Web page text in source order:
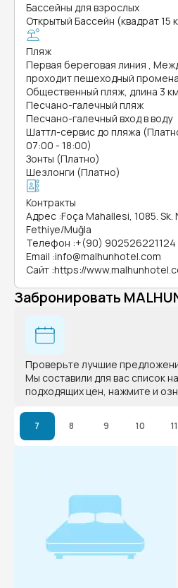
Бассейны для взрослых
Открытый Бассейн (квадрат 15
Пляж
Первая береговая линия ,
проходит пешеходный
Общественный пляж, длина 3 км
Песчано-галечный пляж
Песчано-галечный вход в воду
Шаттл-сервис до пляжа
07:00 - 18:00)
Зонты (Платно)
Шезлонги (Платно)
Контракты
Адрес :Foça Mahallesi, 1085.
Fethiye/Muğla
Телефон :+(90) 902526221124
Email :info@malhunhotel.com
Сайт :https://
Забронировать
Проверьте лучшие
Мы составили для вас список
подходящих цен, нажмите и
7 8 9 10 11